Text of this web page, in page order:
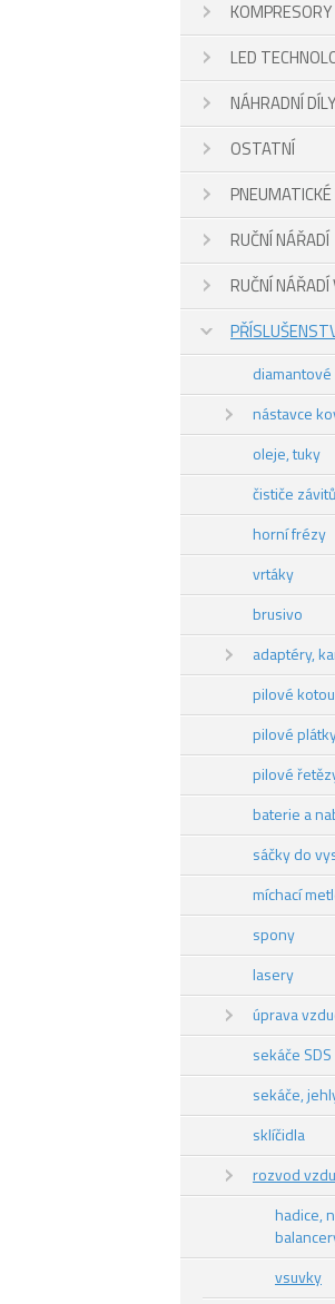
KOMPRESORY
LED
NÁHRADNÍ DÍLY
OSTATNÍ
RUČNÍ NÁŘADÍ
RUČNÍ
nástavce
oleje, tuky
čističe závitů
horní frézy
vrtáky
brusivo
adaptéry,
pilové
pilové
pilové
baterie a
sáčky do
míchací
spony
lasery
úprava
sekáče SDS
sekáče,
sklíčidla
rozvod
hadice,
vsuvky